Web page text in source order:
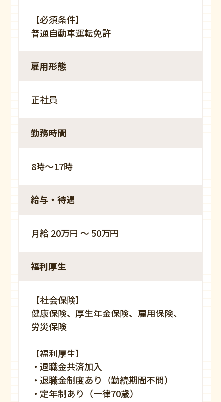
【必須条件】
普通自動車運転免許
雇用形態
正社員
勤務時間
8時〜17時
給与・待遇
月給 20万円 〜 50万円
福利厚生
【社会保険】
健康保険、厚生年金保険、雇用保険、
労災保険
【福利厚生】
・退職金共済加入
・退職金制度あり（勤続期間不問）
・定年制あり（一律70歳）